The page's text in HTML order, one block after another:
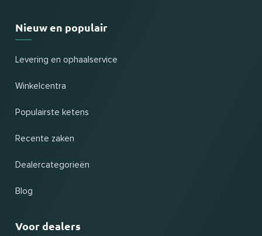
Nieuw en populair
Levering en ophaalservice
Winkelcentra
Populairste ketens
Recente zaken
Dealercategorieën
Blog
Voor dealers